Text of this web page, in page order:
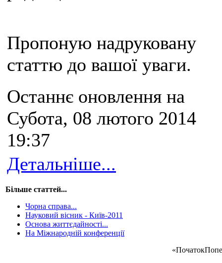
Пропоную надруковану
статтю до вашої уваги.
Останнє оновлення на
Субота, 08 лютого 2014
19:37
Детальніше...
Більше статтей...
Чорна справа...
Науковий вісник - Київ-2011
Основа життєдайності...
На Міжнародній конференції
«Початок